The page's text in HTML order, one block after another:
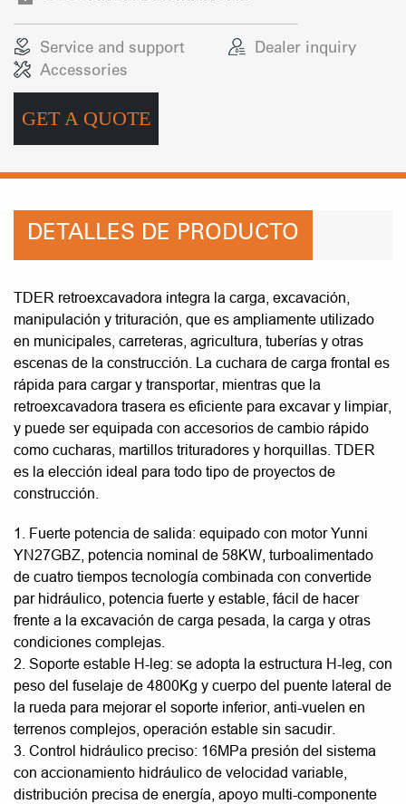
Service and support
Dealer inquiry
Accessories
GET A QUOTE
DETALLES DE PRODUCTO
TDER retroexcavadora integra la carga, excavación,
manipulación y trituración, que es ampliamente utilizado
en municipales, carreteras, agricultura, tuberías y otras
escenas de la construcción. La cuchara de carga frontal es
rápida para cargar y transportar, mientras que la
retroexcavadora trasera es eficiente para excavar y limpiar,
y puede ser equipada con accesorios de cambio rápido
como cucharas, martillos trituradores y horquillas. TDER
es la elección ideal para todo tipo de proyectos de
construcción.
1. Fuerte potencia de salida: equipado con motor Yunni
YN27GBZ, potencia nominal de 58KW, turboalimentado
de cuatro tiempos tecnología combinada con convertide
par hidráulico, potencia fuerte y estable, fácil de hacer
frente a la excavación de carga pesada, la carga y otras
condiciones complejas.
2. Soporte estable H-leg: se adopta la estructura H-leg, con
peso del fuselaje de 4800Kg y cuerpo del puente lateral de
la rueda para mejorar el soporte inferior, anti-vuelen en
terrenos complejos, operación estable sin sacudir.
3. Control hidráulico preciso: 16MPa presión del sistema
con accionamiento hidráulico de velocidad variable,
distribución precisa de energía, apoyo multi-componente